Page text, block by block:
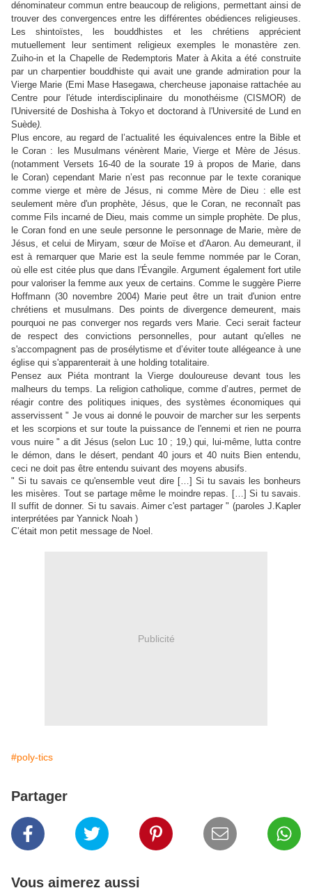
dénominateur commun entre beaucoup de religions, permettant ainsi de
trouver des convergences entre les différentes obédiences religieuses.
Les shintoïstes, les bouddhistes et les chrétiens apprécient
mutuellement leur sentiment religieux exemples le monastère zen.
Zuiho-in et la Chapelle de Redemptoris Mater à Akita a été construite
par un charpentier bouddhiste qui avait une grande admiration pour la
Vierge Marie (Emi Mase Hasegawa, chercheuse japonaise rattachée au
Centre pour l'étude interdisciplinaire du monothéisme (CISMOR) de
l'Université de Doshisha à Tokyo et doctorand à l'Université de Lund en
Suède).
Plus encore, au regard de l’actualité les équivalences entre la Bible et
le Coran : les Musulmans vénèrent Marie, Vierge et Mère de Jésus.
(notamment Versets 16-40 de la sourate 19 à propos de Marie, dans
le Coran) cependant Marie n’est pas reconnue par le texte coranique
comme vierge et mère de Jésus, ni comme Mère de Dieu : elle est
seulement mère d'un prophète, Jésus, que le Coran, ne reconnaît pas
comme Fils incarné de Dieu, mais comme un simple prophète. De plus,
le Coran fond en une seule personne le personnage de Marie, mère de
Jésus, et celui de Miryam, sœur de Moïse et d'Aaron. Au demeurant, il
est à remarquer que Marie est la seule femme nommée par le Coran,
où elle est citée plus que dans l'Évangile. Argument également fort utile
pour valoriser la femme aux yeux de certains. Comme le suggère Pierre
Hoffmann (30 novembre 2004) Marie peut être un trait d'union entre
chrétiens et musulmans. Des points de divergence demeurent, mais
pourquoi ne pas converger nos regards vers Marie. Ceci serait facteur
de respect des convictions personnelles, pour autant qu'elles ne
s'accompagnent pas de prosélytisme et d’éviter toute allégeance à une
église qui s'apparenterait à une holding totalitaire.
Pensez aux Piéta montrant la Vierge douloureuse devant tous les
malheurs du temps. La religion catholique, comme d’autres, permet de
réagir contre des politiques iniques, des systèmes économiques qui
asservissent " Je vous ai donné le pouvoir de marcher sur les serpents
et les scorpions et sur toute la puissance de l'ennemi et rien ne pourra
vous nuire " a dit Jésus (selon Luc 10 ; 19,) qui, lui-même, lutta contre
le démon, dans le désert, pendant 40 jours et 40 nuits Bien entendu,
ceci ne doit pas être entendu suivant des moyens abusifs.
" Si tu savais ce qu'ensemble veut dire […] Si tu savais les bonheurs
les misères. Tout se partage même le moindre repas. […] Si tu savais.
Il suffit de donner. Si tu savais. Aimer c'est partager " (paroles J.Kapler
interprétées par Yannick Noah )
C’était mon petit message de Noel.
Publicité
#poly-tics
Partager
Vous aimerez aussi